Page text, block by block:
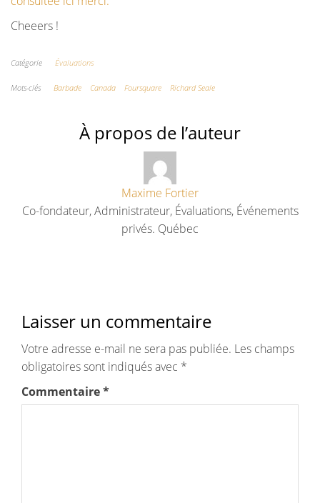
Cheeers !
Catégorie Évaluations
Mots-clés Barbade Canada Foursquare Richard Seale
À propos de l’auteur
Maxime Fortier
Co-fondateur, Administrateur, Évaluations, Événements
privés. Québec
Laisser un commentaire
Votre adresse e-mail ne sera pas publiée. Les champs
obligatoires sont indiqués avec *
Commentaire*